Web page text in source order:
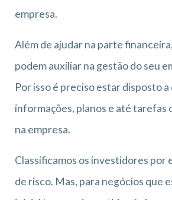
empresa.
Além de ajudar na parte
podem auxiliar na gestão do seu
Por isso é preciso estar disposto
informações, planos e até tarefas
na empresa.
Classificamos os investidores por
de risco. Mas, para negócios que